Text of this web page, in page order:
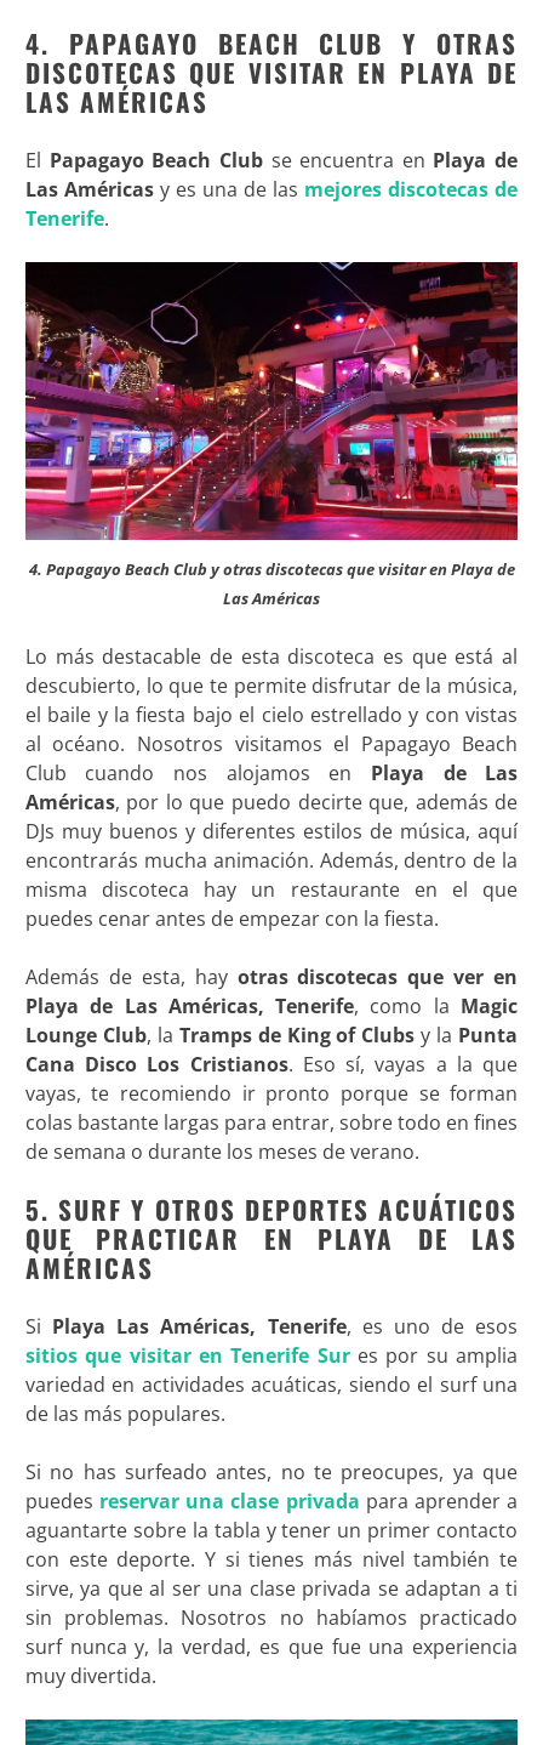
4. PAPAGAYO BEACH CLUB Y OTRAS
DISCOTECAS QUE VISITAR EN PLAYA DE
LAS AMÉRICAS
El Papagayo Beach Clubse encuentra en Playa de
Las Américas y es una de las mejores discotecas de
Tenerife.
4. Papagayo Beach Club y otras discotecas que visitar en Playa de
Las Américas
Lo más destacable de esta discoteca es que está al
descubierto, lo que te permite disfrutar de la música,
el baile y la fiesta bajo el cielo estrellado y con vistas
al océano. Nosotros visitamos el Papagayo Beach
Club cuando nos alojamos en Playa de Las
Américas, por lo que puedo decirte que, además de
DJs muy buenos y diferentes estilos de música, aquí
encontrarás mucha animación. Además, dentro de la
misma discoteca hay un restaurante en el que
puedes cenar antes de empezar con la fiesta.
Además de esta, hay otras discotecas que ver en
Playa de Las Américas, Tenerife, como la Magic
Lounge Club, la Tramps de King of Clubs y la Punta
Cana Disco Los Cristianos. Eso sí, vayas a la que
vayas, te recomiendo ir pronto porque se forman
colas bastante largas para entrar, sobre todo en fines
de semana o durante los meses de verano.
5. SURF Y OTROS DEPORTES ACUÁTICOS
QUE PRACTICAR EN PLAYA DE LAS
AMÉRICAS
Si Playa Las Américas, Tenerife, es uno de esos
sitios que visitar en Tenerife Sures por su amplia
variedad en actividades acuáticas, siendo el surf una
de las más populares.
Si no has surfeado antes, no te preocupes, ya que
puedes reservar una clase privada para aprender a
aguantarte sobre la tabla y tener un primer contacto
con este deporte. Y si tienes más nivel también te
sirve, ya que al ser una clase privada se adaptan a ti
sin problemas. Nosotros no habíamos practicado
surf nunca y, la verdad, es que fue una experiencia
muy divertida.